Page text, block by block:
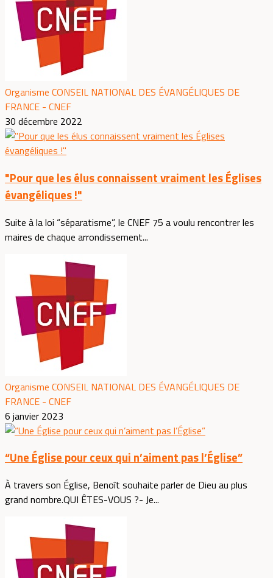
Organisme CONSEIL NATIONAL DES ÉVANGÉLIQUES DE
FRANCE - CNEF
30 décembre 2022
"Pour que les élus connaissent vraiment les Églises
évangéliques !"
Suite à la loi “séparatisme”, le CNEF 75 a voulu rencontrer les
maires de chaque arrondissement...
Organisme CONSEIL NATIONAL DES ÉVANGÉLIQUES DE
FRANCE - CNEF
6 janvier 2023
“Une Église pour ceux qui n’aiment pas l’Église”
À travers son Église, Benoît souhaite parler de Dieu au plus
grand nombre.QUI ÊTES-VOUS ?- Je...